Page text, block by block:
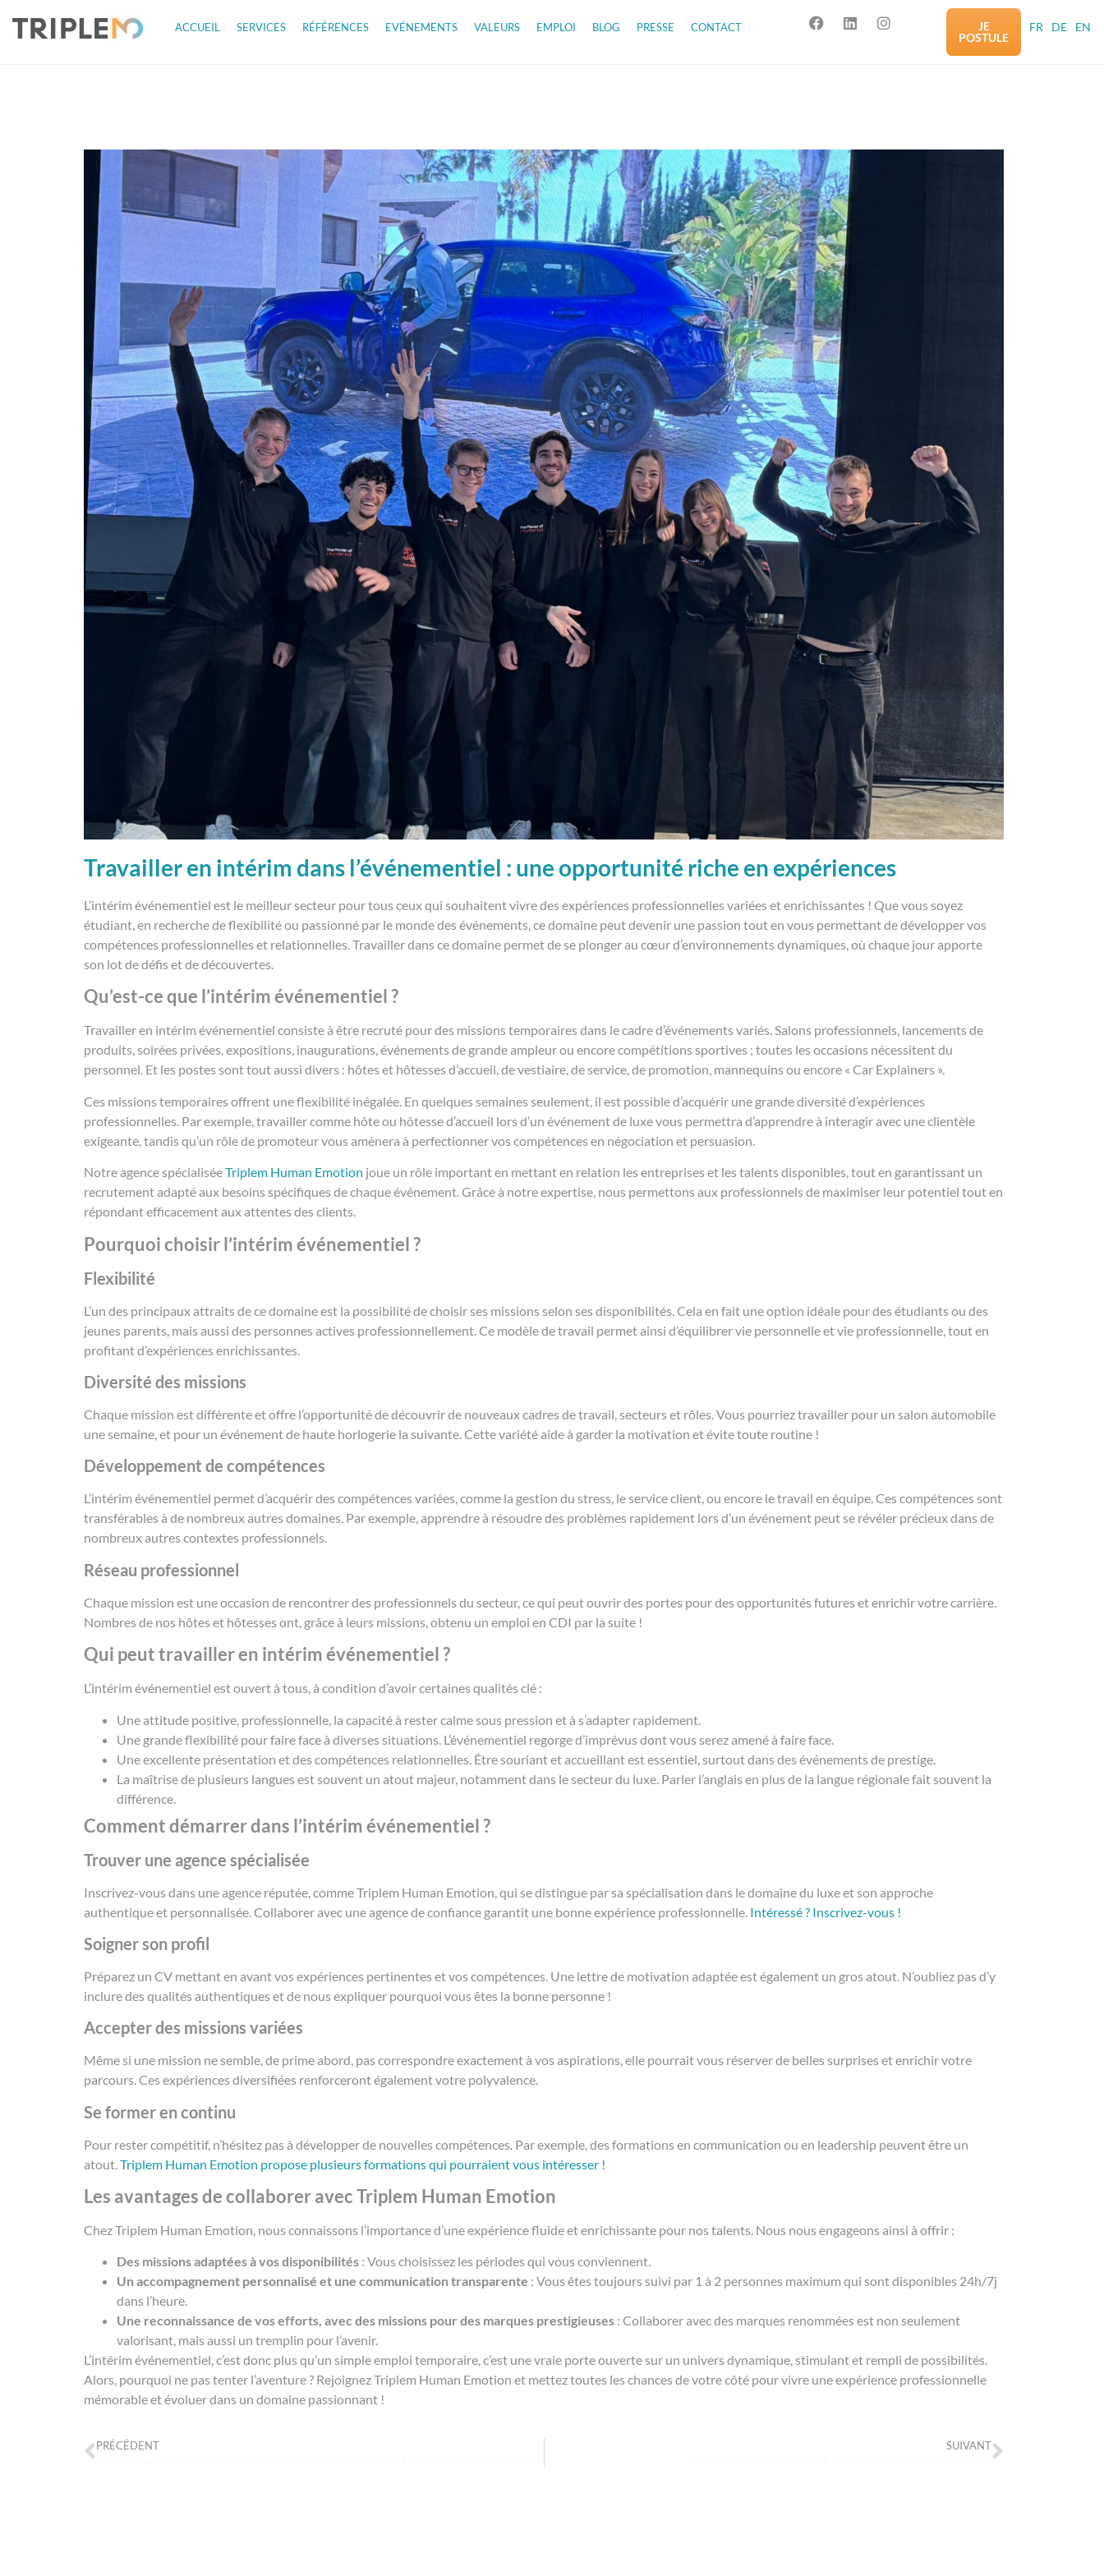
ACCUEIL SERVICES RÉFÉRENCES EVÉNEMENTS VALEURS EMPLOI BLOG PRESSE CONTACT
JE
POSTULE
FR DE EN
Travailler en intérim dans l’événementiel : une opportunité riche en expériences
L’intérim événementiel est le meilleur secteur pour tous ceux qui souhaitent vivre des expériences professionnelles variées et enrichissantes ! Que vous soyez
étudiant, en recherche de flexibilité ou passionné par le monde des événements, ce domaine peut devenir une passion tout en vous permettant de développer vos
compétences professionnelles et relationnelles. Travailler dans ce domaine permet de se plonger au cœur d’environnements dynamiques, où chaque jour apporte
son lot de défis et de découvertes.
Qu’est-ce que l’intérim événementiel ?
Travailler en intérim événementiel consiste à être recruté pour des missions temporaires dans le cadre d’événements variés. Salons professionnels, lancements de
produits, soirées privées, expositions, inaugurations, événements de grande ampleur ou encore compétitions sportives ; toutes les occasions nécessitent du
personnel. Et les postes sont tout aussi divers : hôtes et hôtesses d’accueil, de vestiaire, de service, de promotion, mannequins ou encore « Car Explainers ».
Ces missions temporaires offrent une flexibilité inégalée. En quelques semaines seulement, il est possible d’acquérir une grande diversité d’expériences
professionnelles. Par exemple, travailler comme hôte ou hôtesse d’accueil lors d’un événement de luxe vous permettra d’apprendre à interagir avec une clientèle
exigeante, tandis qu’un rôle de promoteur vous amènera à perfectionner vos compétences en négociation et persuasion.
Notre agence spécialiséeTriplem Human Emotion joue un rôle important en mettant en relation les entreprises et les talents disponibles, tout en garantissant un
recrutement adapté aux besoins spécifiques de chaque événement. Grâce à notre expertise, nous permettons aux professionnels de maximiser leur potentiel tout en
répondant efficacement aux attentes des clients.
Pourquoi choisir l’intérim événementiel ?
Flexibilité
L’un des principaux attraits de ce domaine est la possibilité de choisir ses missions selon ses disponibilités. Cela en fait une option idéale pour des étudiants ou des
jeunes parents, mais aussi des personnes actives professionnellement. Ce modèle de travail permet ainsi d’équilibrer vie personnelle et vie professionnelle, tout en
profitant d’expériences enrichissantes.
Diversité des missions
Chaque mission est différente et offre l’opportunité de découvrir de nouveaux cadres de travail, secteurs et rôles. Vous pourriez travailler pour un salon automobile
une semaine, et pour un événement de haute horlogerie la suivante. Cette variété aide à garder la motivation et évite toute routine !
Développement de compétences
L’intérim événementiel permet d’acquérir des compétences variées, comme la gestion du stress, le service client, ou encore le travail en équipe. Ces compétences sont
transférables à de nombreux autres domaines. Par exemple, apprendre à résoudre des problèmes rapidement lors d’un événement peut se révéler précieux dans de
nombreux autres contextes professionnels.
Réseau professionnel
Chaque mission est une occasion de rencontrer des professionnels du secteur, ce qui peut ouvrir des portes pour des opportunités futures et enrichir votre carrière.
Nombres de nos hôtes et hôtesses ont, grâce à leurs missions, obtenu un emploi en CDI par la suite !
Qui peut travailler en intérim événementiel ?
L’intérim événementiel est ouvert à tous, à condition d’avoir certaines qualités clé :
Une attitude positive, professionnelle, la capacité à rester calme sous pression et à s’adapter rapidement.
Une grande flexibilité pour faire face à diverses situations. L’événementiel regorge d’imprévus dont vous serez amené à faire face.
Une excellente présentation et des compétences relationnelles. Être souriant et accueillant est essentiel, surtout dans des événements de prestige.
La maîtrise de plusieurs langues est souvent un atout majeur, notamment dans le secteur du luxe. Parler l’anglais en plus de la langue régionale fait souvent la
différence.
Comment démarrer dans l’intérim événementiel ?
Trouver une agence spécialisée
Inscrivez-vous dans une agence réputée, comme Triplem Human Emotion, qui se distingue par sa spécialisation dans le domaine du luxe et son approche
authentique et personnalisée. Collaborer avec une agence de confiance garantit une bonne expérience professionnelle. Intéressé ? Inscrivez-vous !
Soigner son profil
Préparez un CV mettant en avant vos expériences pertinentes et vos compétences. Une lettre de motivation adaptée est également un gros atout. N’oubliez pas d’y
inclure des qualités authentiques et de nous expliquer pourquoi vous êtes la bonne personne !
Accepter des missions variées
Même si une mission ne semble, de prime abord, pas correspondre exactement à vos aspirations, elle pourrait vous réserver de belles surprises et enrichir votre
parcours. Ces expériences diversifiées renforceront également votre polyvalence.
Se former en continu
Pour rester compétitif, n’hésitez pas à développer de nouvelles compétences. Par exemple, des formations en communication ou en leadership peuvent être un
atout. Triplem Human Emotion propose plusieurs formations qui pourraient vous intéresser !
Les avantages de collaborer avec Triplem Human Emotion
Chez Triplem Human Emotion, nous connaissons l’importance d’une expérience fluide et enrichissante pour nos talents. Nous nous engageons ainsi à offrir :
Des missions adaptées à vos disponibilités : Vous choisissez les périodes qui vous conviennent.
Un accompagnement personnalisé et une communication transparente : Vous êtes toujours suivi par 1 à 2 personnes maximum qui sont disponibles 24h/7j
dans l’heure.
Une reconnaissance de vos efforts, avec des missions pour des marques prestigieuses : Collaborer avec des marques renommées est non seulement
valorisant, mais aussi un tremplin pour l’avenir.
L’intérim événementiel, c’est donc plus qu’un simple emploi temporaire, c’est une vraie porte ouverte sur un univers dynamique, stimulant et rempli de possibilités.
Alors, pourquoi ne pas tenter l’aventure ? Rejoignez Triplem Human Emotion et mettez toutes les chances de votre côté pour vivre une expérience professionnelle
mémorable et évoluer dans un domaine passionnant !
PRÉCÉDENT SUIVANT